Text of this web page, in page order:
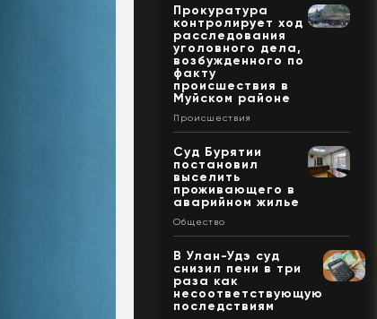
Прокуратура
контролирует ход
расследования
уголовного дела,
возбужденного по
факту
происшествия в
Муйском районе
Происшествия
Суд Бурятии
постановил
выселить
проживающего в
аварийном жилье
Общество
В Улан-Удэ суд
снизил пени в три
раза как
несоответствующую
последствиям